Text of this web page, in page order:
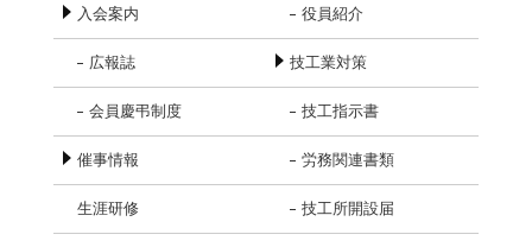
お知らせ
2023.07.18
厚労省通知
2023.05.22
歯科技工士法施行規則 の一部訂正について
催事情報
2023.05.16
入会案内
広報誌
会員慶弔制度
催事情報
生涯研修
役員紹介
技工業対策
技工指示書
労務関連書類
技工所開設届